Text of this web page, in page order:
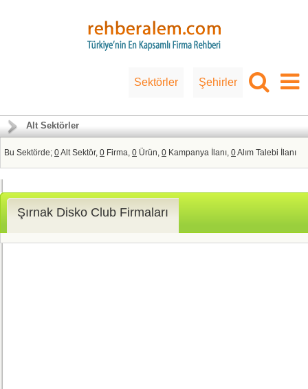
Sektörler Şehirler
Alt Sektörler
Bu Sektörde; 0Alt Sektör, 0 Firma, 0 Ürün, 0 Kampanya İlanı, 0Alım Talebi İlanı
Şırnak Disko Club Firmaları